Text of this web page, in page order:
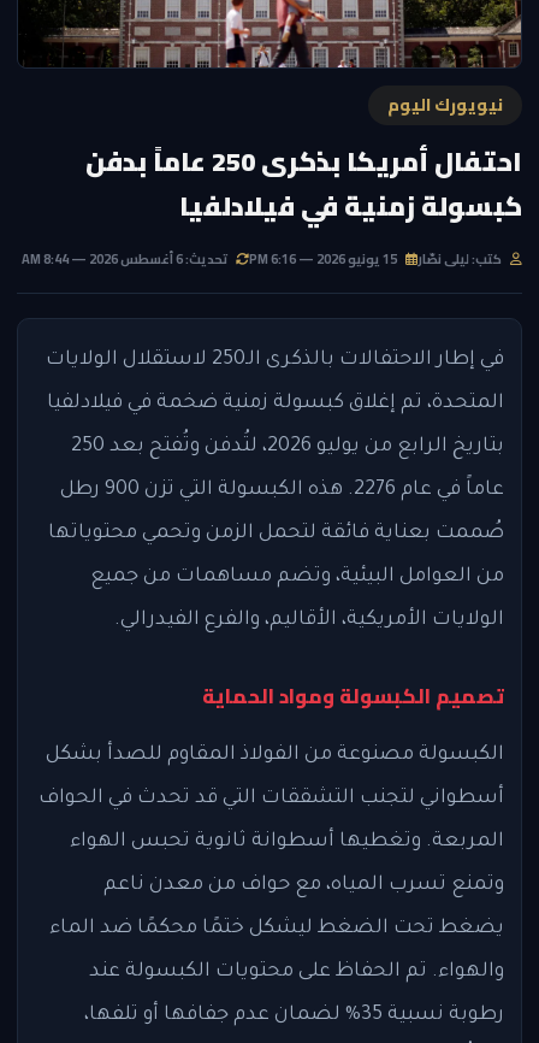
نيويورك اليوم
احتفال أمريكا بذكرى 250 عاماً بدفن
كبسولة زمنية في فيلادلفيا
كتب: ليلى نصّار تحديث: 6 أغسطس 2026 — 8:44 AM
في إطار الاحتفالات بالذكرى الـ250 لاستقلال الولايات
المتحدة، تم إغلاق كبسولة زمنية ضخمة في فيلادلفيا
بتاريخ الرابع من يوليو 2026، لتُدفن وتُفتح بعد 250
عاماً في عام 2276. هذه الكبسولة التي تزن 900 رطل
صُممت بعناية فائقة لتحمل الزمن وتحمي محتوياتها
من العوامل البيئية، وتضم مساهمات من جميع
الولايات الأمريكية، الأقاليم، والفرع الفيدرالي.
تصميم الكبسولة ومواد الحماية
الكبسولة مصنوعة من الفولاذ المقاوم للصدأ بشكل
أسطواني لتجنب التشققات التي قد تحدث في الحواف
المربعة. وتغطيها أسطوانة ثانوية تحبس الهواء
وتمنع تسرب المياه، مع حواف من معدن ناعم
يضغط تحت الضغط ليشكل ختمًا محكمًا ضد الماء
والهواء. تم الحفاظ على محتويات الكبسولة عند
رطوبة نسبية 35% لضمان عدم جفافها أو تلفها،